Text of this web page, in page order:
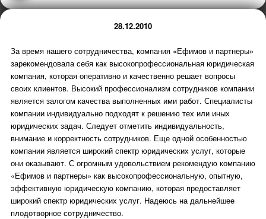
28.12.2010
За время нашего сотрудничества, компания «Ефимов и партнеры»
зарекомендовала себя как высокопрофессиональная юридическая
компания, которая оперативно и качественно решает вопросы
своих клиентов. Высокий профессионализм сотрудников компании
является залогом качества выполненных ими работ. Специалисты
компании индивидуально подходят к решению тех или иных
юридических задач. Следует отметить индивидуальность,
внимание и корректность сотрудников. Еще одной особенностью
компании является широкий спектр юридических услуг, которые
они оказывают. С огромным удовольствием рекомендую компанию
«Ефимов и партнеры» как высокопрофессиональную, опытную,
эффективную юридическую компанию, которая предоставляет
широкий спектр юридических услуг. Надеюсь на дальнейшее
плодотворное сотрудничество.